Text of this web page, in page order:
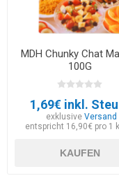
MDH Chunky Chat
100G
1,69€ inkl.
exklusiveVersand
entspricht 16,90€ pro 1
KAUFEN